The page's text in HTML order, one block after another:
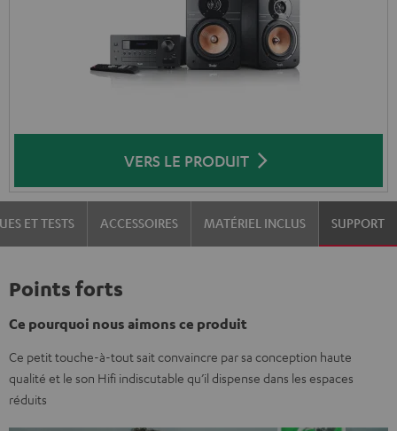
VERS LE PRODUIT
ET TESTS ACCESSOIRES MATÉRIEL INCLUS SUPPORT
Points forts
Ce pourquoi nous aimons ce produit
Ce petit touche-à-tout sait convaincre par sa conception haute
qualité et le son Hifi indiscutable qu’il dispense dans les espaces
réduits